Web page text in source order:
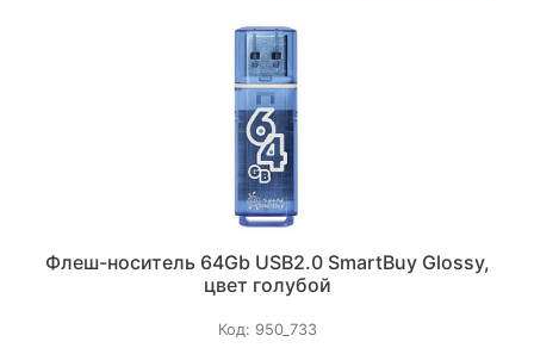
Флеш-носитель 64Gb USB2.0 SmartBuy Glossy,
цвет голубой
Код: 950_733